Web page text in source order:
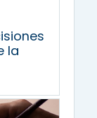
la